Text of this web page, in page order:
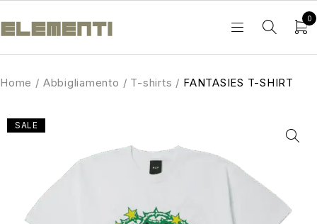
0
Home / Abbigliamento / T-shirts / FANTASIES T-SHIRT
SALE